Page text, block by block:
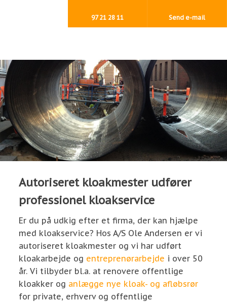
97 21 28 11 Send e-mail
Autoriseret kloakmester udfører
professionel kloakservice
Er du på udkig efter et firma, der kan hjælpe
med kloakservice? Hos A/S Ole Andersen er vi
autoriseret kloakmester og vi har udført
kloakarbejde og entreprenørarbejde i over 50
år. Vi tilbyder bl.a. at renovere offentlige
kloakker og anlægge nye kloak- og afløbsrør
for private, erhverv og offentlige